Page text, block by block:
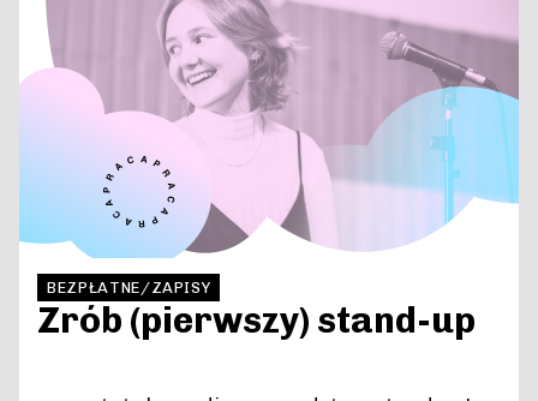
BEZPŁATNE/ZAPISY
Zrób (pierwszy) stand-up